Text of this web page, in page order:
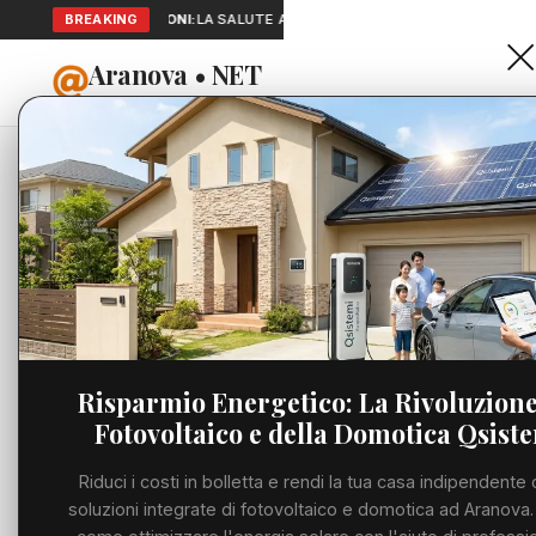
BREAKING
SEGNALAZIONI: LA SALUTE A PORTATA DI MANO: TELEMEDICINA E
Aranova • NET
PORTALE UTILE AL TERRITORIO
Home
Cronaca
Viabilità
Utilità
Meteo
Eventi
Risparmio Energetico: La
Fotovoltaico e della Domotica
Riduci i costi in bolletta e rendi la tua casa indipendente
soluzioni integrate di fotovoltaico e domotica ad Aranova.
Precedente